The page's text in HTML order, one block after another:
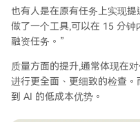
也有人是在原有任务上实现提
做了一个工具,可以在 15 分钟
融资任务。”
质量方面的提升,通常体现在
进行更全面、更细致的检查
到 AI 的低成本优势。